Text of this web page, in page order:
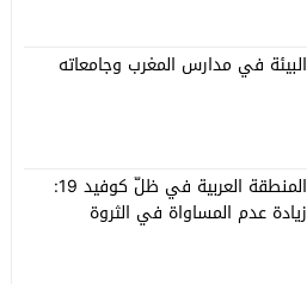
البيئة في مدارس المغرب وجامعاته
المنطقة العربية في ظلّ كوفيد 19:
زيادة عدم المساواة في الثروة